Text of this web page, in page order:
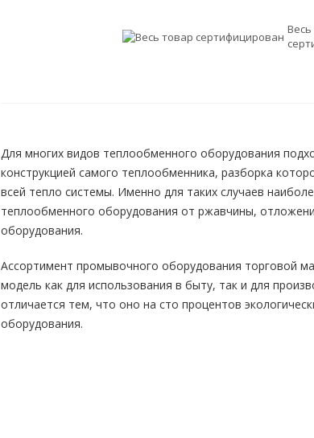
Для многих видов теплообменного оборудования
конструкцией самого теплообменника, разборка
всей тепло системы. Именно для таких случаев
теплообменного оборудования от ржавчины,
оборудования.
Ассортимент промывочного оборудования торговой
модель как для использования в быту, так и для
отличается тем, что оно на сто процентов
оборудования.